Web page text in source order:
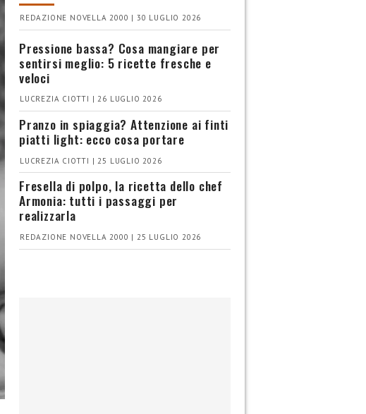
REDAZIONE NOVELLA 2000 | 30 LUGLIO 2026
Pressione bassa? Cosa mangiare per
sentirsi meglio: 5 ricette fresche e
veloci
LUCREZIA CIOTTI | 26 LUGLIO 2026
Pranzo in spiaggia? Attenzione ai finti
piatti light: ecco cosa portare
LUCREZIA CIOTTI | 25 LUGLIO 2026
Fresella di polpo, la ricetta dello chef
Armonia: tutti i passaggi per
realizzarla
REDAZIONE NOVELLA 2000 | 25 LUGLIO 2026